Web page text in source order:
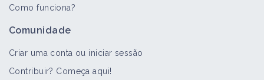
Como funciona?
Comunidade
Criar uma conta ou iniciar sessão
Contribuir? Começa aqui!